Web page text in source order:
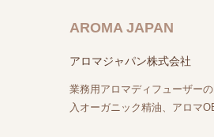
AROMA JAPAN
アロマジャパン株式会社
業務用アロマディフューザー
入オーガニック精油、アロマ